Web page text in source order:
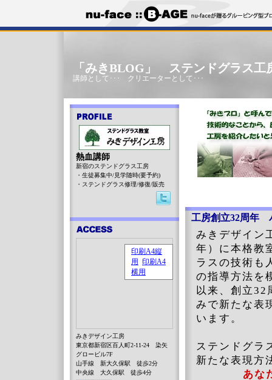
「みきBLOG」 ステンドグラス工
講師として･･･ クリエーターとして･･･
工房創立32周年
みきデザイン
年）に本格教
ラスの技術も
の指導方法を
以来、創立32
みで新たな表
います。
ステンドグラ
新たな表現方
あな
熱血講師
新宿のステンドグラス工房
・生徒募集中/見学随時(要予約)
・ステンドグラス修理/修復/販売
みきデザイン工房
東京都新宿区百人町2-11-24 染矢
グロービル7F
山手線 新大久保駅 徒歩2分
中央線 大久保駅 徒歩4分